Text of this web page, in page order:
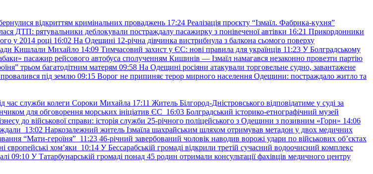
відкриттям кримінальних проваджень 17:24 Реалізація проєкту “Ізмаїл. Фабрика-кухня”
ДТП: рятувальники деблокували постраждалу пасажирку з понівеченої автівки 16:21 Прикордонники
у 2014 році 16:02 На Одещині 12-річна дівчинка вистрибнула з балкона сьомого поверху
Кишлали Михайло 14:09 Тимчасовий захист у ЄС: нові правила для українців 11:23 У Болградському
пасажир рейсового автобуса сполученням Кишинів — Ізмаїл намагався незаконно провезти партію
трьом багатодітним матерям 09:58 На Одещині росіяни атакували торговельне судно, завантажене
під землю 09:15 Ворог не припиняє терор мирного населення Одещини: постраждало житло та
час служби колеги Сороки Михайла 17:11 Житель Білгород-Дністровського відповідатиме у суді за
для обговорення морських ініціатив ЄС 16:03 Болградський історико-етнографічний музей
до військової справи: історія служби 25-річного поліцейського з Одещини з позивним «Горн» 14:06
13:02 Наркозалежний житель Ізмаїла шахрайським шляхом отримував метадон у двох медичних
“Мати-героїня” 11:23 46-річний завербований чоловік наводив ворожі удари по військових обʼєктах
європейські хом’яки 10:14 У Бессарабській громаді відкрили третій сучасний водоочисний комплекс
09:10 У Татарбунарській громаді понад 45 родин отримали консультації фахівців медичного центру